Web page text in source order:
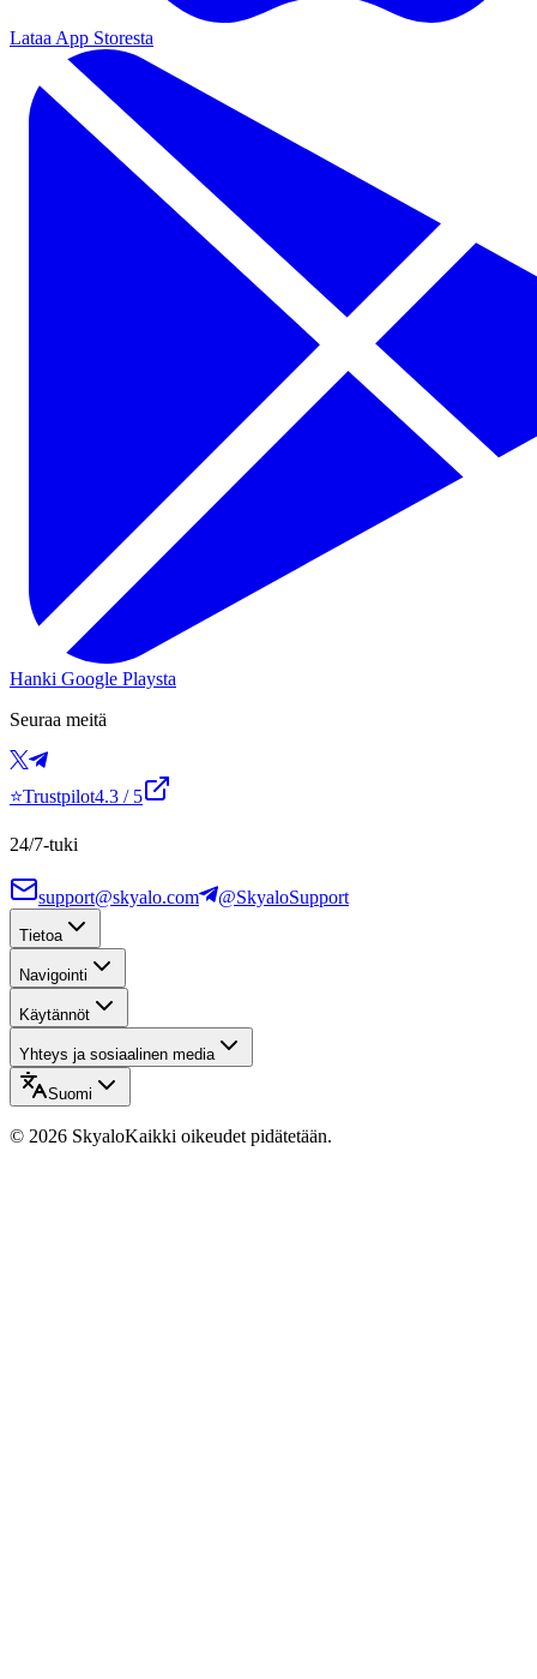
Lataa App Storesta
Hanki Google Playsta
Seuraa meitä
⭐Trustpilot4.3 / 5
24/7-tuki
support@skyalo.com @SkyaloSupport
Tietoa
Navigointi
Käytännöt
Yhteys ja sosiaalinen media
Suomi
© 2026 SkyaloKaikki oikeudet pidätetään.